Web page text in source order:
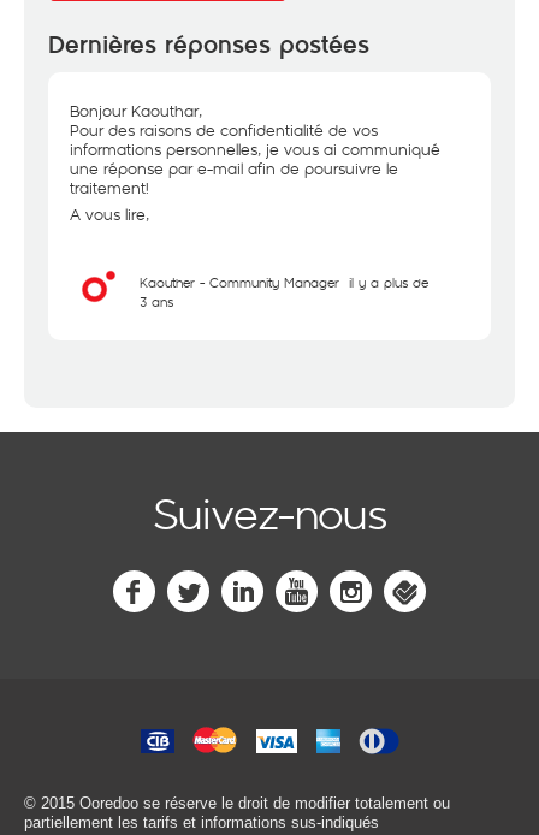
Dernières réponses postées
Bonjour Kaouthar,
Pour des raisons de confidentialité de vos
informations personnelles, je vous ai communiqué
une réponse par e-mail afin de poursuivre le
traitement!
A vous lire,
Kaouther - Community Manager il y a plus de
3 ans
Suivez-nous
© 2015 Ooredoo se réserve le droit de modifier totalement ou
partiellement les tarifs et informations sus-indiqués